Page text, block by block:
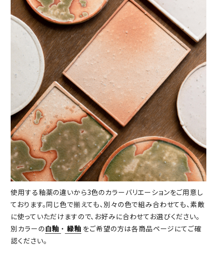
使用する釉薬の違いから3色のカラーバリエーションをご用意し
ております。同じ色で揃えても、別々の色で組み合わせても、素敵
に使っていただけますので、お好みに合わせてお選びください。
別カラーの白釉 ・ 緑釉 をご希望の方は各商品ページにてご確
認ください。